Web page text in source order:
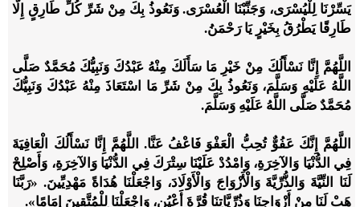
يَسِّرْنَا لِلْيُسْرَى، وَجَنِّبْنَا الْعُسْرَى. وَنَعُوذُ بِكَ مِنْ شَرِّ كُلِّ طَارِقٍ إِلَّا
طَارِقًا يَطْرُقُ بِخَيْرٍ يَا رَحْمَنُ.
اللَّهُمَّ إِنَّا نَسْأَلُكَ مِنْ خَيْرِ مَا سَأَلَكَ مِنْهُ عَبْدُكَ وَنَبِيُّكَ مُحَمَّدٌ صَلَّى
اللَّهُ عَلَيْهِ وَسَلَّمَ، وَنَعُوذُ بِكَ مِنْ شَرِّ مَا اسْتَعَاذَ مِنْهُ عَبْدُكَ وَنَبِيُّكَ
مُحَمَّدٌ صَلَّى اللَّهُ عَلَيْهِ وَسَلَّمَ.
اللَّهُمَّ إِنَّكَ عَفُوٌّ تُحِبُّ الْعَفْوَ فَاعْفُ عَنَّا. اللَّهُمَّ إِنَّا نَسْأَلُكَ الْعَافِيَةَ
فِي الدُّنْيَا وَالآخِرَةِ، وَامْدُدْ عَلَيْنَا سِتْرَكَ فِي الدُّنْيَا وَالآخِرَةِ، وَأَصْلِحْ
لَنَا النِّيَّةَ وَالذُّرِّيَّةَ وَالْأَزْوَاجَ وَالْأَوْلَادَ، وَاجْعَلْنَا هُدَاةً مَهْدِيِّينَ. «رَبَّنَا
هَبْ لَنَا مِنْ أَزْوَاجِنَا وَذُرِّيَّاتِنَا قُرَّةَ أَعْيُنٍ، وَاجْعَلْنَا لِلْمُتَّقِينَ إِمَامًا».